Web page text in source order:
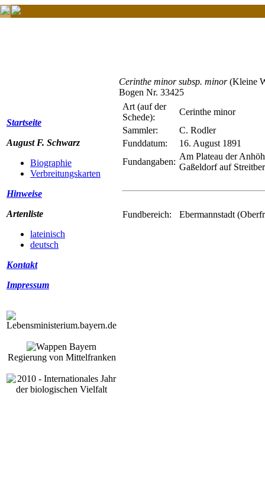
Startseite
August F. Schwarz
Biographie
Verbreitungskarten
Hinweise
Artenliste
lateinisch
deutsch
Kontakt
Impressum
Regierung von Mittelfranken
Cerinthe minor subsp. minor(Kleine
Bogen Nr. 33425
Art (auf der
Schede):
Cerinthe minor
Sammler:
C. Rodler
Funddatum:
16. August 1891
Fundangaben:
Am Plateau der
Gaßeldorf auf
Fundbereich: Ebermannstadt